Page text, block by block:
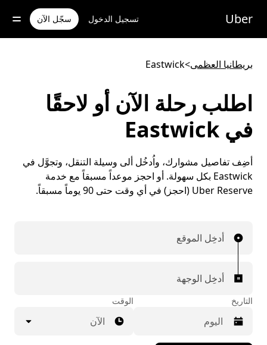
للوصول
المحتوى
Uber تسجيل الدخول سجّل الآن
بريطانيا العظمى>
Eastwick
اطلب رحلة الآن أو لاحقًا
في Eastwick
أضِف تفاصيل مشوارك، واُدخُل ألى وسيلة التنقل، وتجوَّل في
Eastwick بكل سهولة. أو احجز موعداً مسبقاً مع خدمة
Uber Reserve (احجز) في أي وقت حتى 90 يوماً مسبقاً.
أدخِل الموقع
أدخِل الوجهة
التاريخ الوقت
الآن